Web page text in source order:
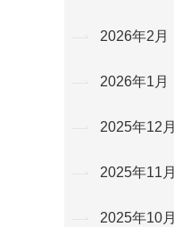
2026年2月
2026年1月
2025年12月
2025年11月
2025年10月